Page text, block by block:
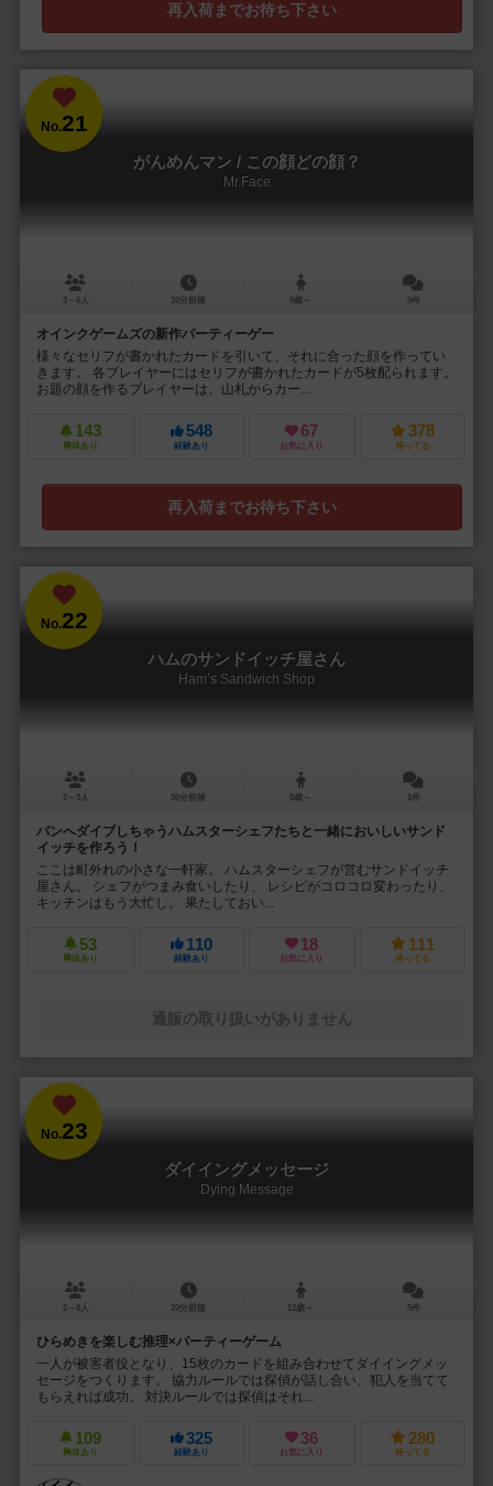
再入荷までお待ち下さい
No.21
がんめんマン / この顔どの顔？
Mr.Face
3～6人 20分前後 9歳～ 9件
オインクゲームズの新作パーティーゲー
様々なセリフが書かれたカードを引いて、それに合った顔を作ってい
きます。 各プレイヤーにはセリフが書かれたカードが5枚配られます。
お題の顔を作るプレイヤーは、山札からカー...
143
興味あり
548
経験あり
67
お気に入り
378
持ってる
再入荷までお待ち下さい
No.22
ハムのサンドイッチ屋さん
Ham’s Sandwich Shop
2～3人 30分前後 8歳～ 1件
パンへダイブしちゃうハムスターシェフたちと一緒においしいサンド
イッチを作ろう！
ここは町外れの小さな一軒家。 ハムスターシェフが営むサンドイッチ
屋さん。 シェフがつまみ食いしたり、 レシピがコロコロ変わったり、
キッチンはもう大忙し。 果たしておい...
53
興味あり
110
経験あり
18
お気に入り
111
持ってる
通販の取り扱いがありません
No.23
ダイイングメッセージ
Dying Message
2～8人 20分前後 12歳～ 5件
ひらめきを楽しむ推理×パーティーゲーム
一人が被害者役となり、15枚のカードを組み合わせてダイイングメッ
セージをつくります。 協力ルールでは探偵が話し合い、犯人を当てて
もらえれば成功。 対決ルールでは探偵はそれ...
109
興味あり
325
経験あり
36
お気に入り
280
持ってる